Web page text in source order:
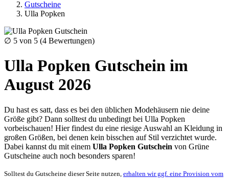
Gutscheine
Ulla Popken
∅ 5 von 5 (4 Bewertungen)
Ulla Popken Gutschein im
August 2026
Du hast es satt, dass es bei den üblichen Modehäusern nie deine
Größe gibt? Dann solltest du unbedingt bei Ulla Popken
vorbeischauen! Hier findest du eine riesige Auswahl an Kleidung in
großen Größen, bei denen kein bisschen auf Stil verzichtet wurde.
Dabei kannst du mit einem Ulla Popken Gutschein von Grüne
Gutscheine auch noch besonders sparen!
Solltest du Gutscheine dieser Seite nutzen, erhalten wir ggf. eine Provision vom